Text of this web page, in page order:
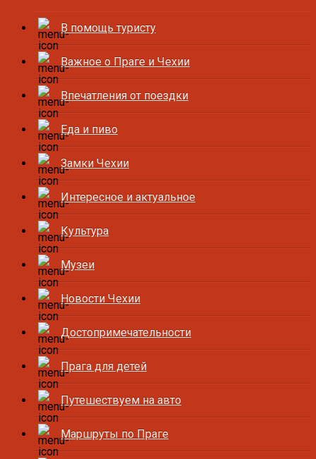
В помощь туристу
Важное о Праге и Чехии
Впечатления от поездки
Еда и пиво
Замки Чехии
Интересное и актуальное
Культура
Музеи
Новости Чехии
Достопримечательности
Прага для детей
Путешествуем на авто
Маршруты по Праге